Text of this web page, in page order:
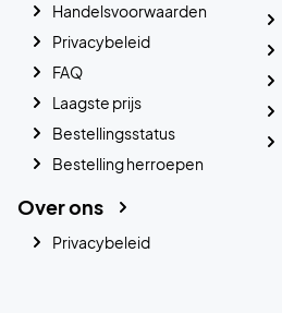
Handelsvoorwaarden
Privacybeleid
FAQ
Laagste prijs
Bestellingsstatus
Bestelling herroepen
Over ons
Privacybeleid